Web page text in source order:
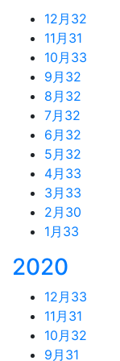
12月 32
11月 31
10月 33
9月 32
8月 32
7月 32
6月 32
5月 32
4月 33
3月 33
2月 30
1月 33
2020
12月 33
11月 31
10月 32
9月 31